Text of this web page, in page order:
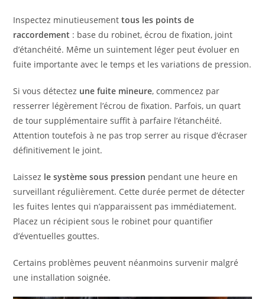
Inspectez minutieusementtous les points de
raccordement : base du robinet, écrou de fixation, joint
d’étanchéité. Même un suintement léger peut évoluer en
fuite importante avec le temps et les variations de pression.
Si vous détectez une fuite mineure, commencez par
resserrer légèrement l’écrou de fixation. Parfois, un quart
de tour supplémentaire suffit à parfaire l’étanchéité.
Attention toutefois à ne pas trop serrer au risque d’écraser
définitivement le joint.
Laissez le système sous pression pendant une heure en
surveillant régulièrement. Cette durée permet de détecter
les fuites lentes qui n’apparaissent pas immédiatement.
Placez un récipient sous le robinet pour quantifier
d’éventuelles gouttes.
Certains problèmes peuvent néanmoins survenir malgré
une installation soignée.